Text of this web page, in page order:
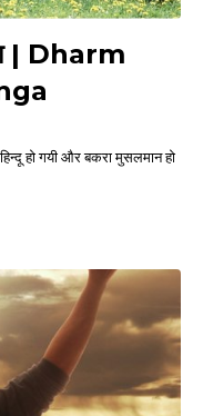
| Dharm
हो गयी और बकरा मुसलमान हो